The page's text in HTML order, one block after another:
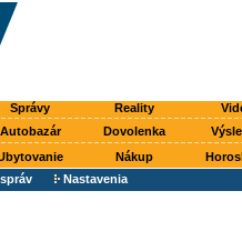
Správy Reality
Autobazár Dovolenka
Nákup
Nastavenia